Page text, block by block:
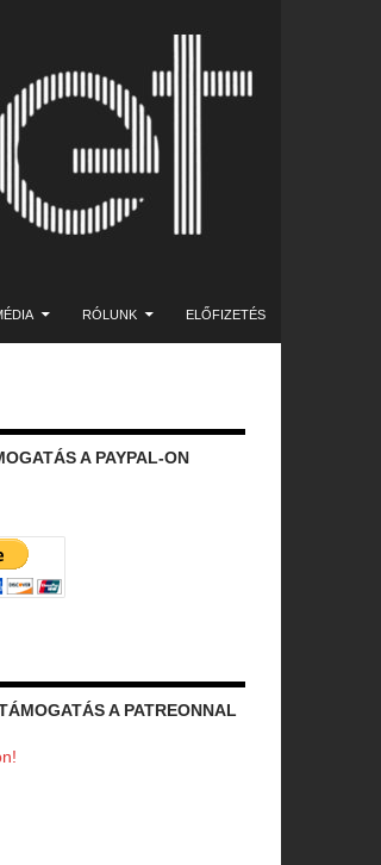
RÓLUNK ELŐFIZETÉS
A PAYPAL-ON
A PATREONNAL